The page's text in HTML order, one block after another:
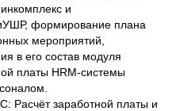
и
формирование плана
мероприятий,
в его состав модуля
платы HRM-системы
Расчёт заработной платы и